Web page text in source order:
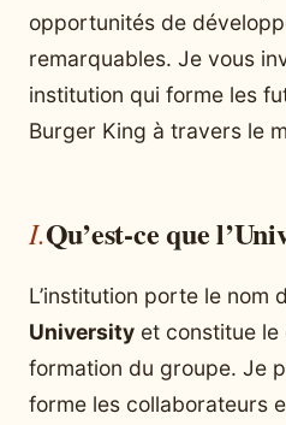
opportunités de
remarquables. Je vous
institution qui forme les
Burger King à travers le
Qu’est-ce que
L’institution porte le nom
University et constitue
formation du groupe. Je
forme les collaborateurs